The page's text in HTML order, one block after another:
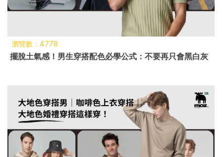
瀏覽數：4778
擺脫土氣感！男生穿搭配色必學公式：不要再只會黑白灰